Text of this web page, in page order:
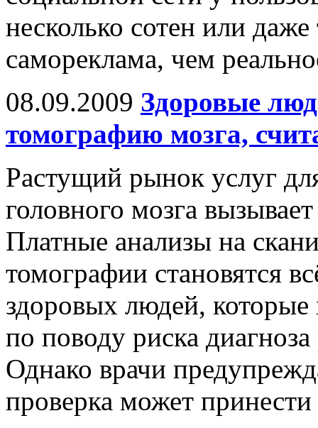
несколько сотен или
самореклама, чем
08.09.2009 Здоровые
томографию мозга,
Растущий рынок услуг
головного мозга
Платные анализы на
томографии становятся
здоровых людей, которые
по поводу риска
Однако врачи
проверка может